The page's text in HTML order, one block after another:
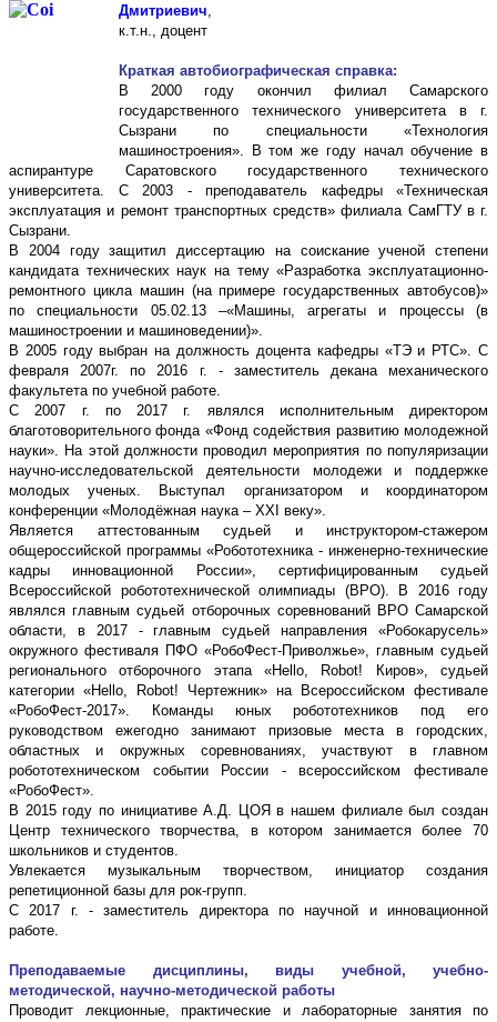
Дмитриевич,
к.т.н., доцент
Краткая автобиографическая справка:
В 2000 году окончил филиал Самарского
государственного технического университета в г.
Сызрани по специальности «Технология
машиностроения». В том же году начал обучение в
аспирантуре Саратовского государственного технического
университета. С 2003 - преподаватель кафедры «Техническая
эксплуатация и ремонт транспортных средств» филиала СамГТУ в г.
Сызрани.
В 2004 году защитил диссертацию на соискание ученой степени
кандидата технических наук на тему «Разработка эксплуатационно-
ремонтного цикла машин (на примере государственных автобусов)»
по специальности 05.02.13 –«Машины, агрегаты и процессы (в
машиностроении и машиноведении)».
В 2005 году выбран на должность доцента кафедры «ТЭ и РТС». С
февраля 2007г. по 2016 г. - заместитель декана механического
факультета по учебной работе.
С 2007 г. по 2017 г. являлся исполнительным директором
благотоворительного фонда «Фонд содействия развитию молодежной
науки». На этой должности проводил мероприятия по популяризации
научно-исследовательской деятельности молодежи и поддержке
молодых ученых. Выступал организатором и координатором
конференции «Молодёжная наука – XXI веку».
Является аттестованным судьей и инструктором-стажером
общероссийской программы «Робототехника - инженерно-технические
кадры инновационной России», сертифицированным судьей
Всероссийской робототехнической олимпиады (ВРО). В 2016 году
являлся главным судьей отборочных соревнований ВРО Самарской
области, в 2017 - главным судьей направления «Робокарусель»
окружного фестиваля ПФО «РобоФест-Приволжье», главным судьей
регионального отборочного этапа «Hello, Robot! Киров», судьей
категории «Hello, Robot! Чертежник» на Всероссийском фестивале
«РобоФест-2017». Команды юных робототехников под его
руководством ежегодно занимают призовые места в городских,
областных и окружных соревнованиях, участвуют в главном
робототехническом событии России - всероссийском фестивале
«РобоФест».
В 2015 году по инициативе А.Д. ЦОЯ в нашем филиале был создан
Центр технического творчества, в котором занимается более 70
школьников и студентов.
Увлекается музыкальным творчеством, инициатор создания
репетиционной базы для рок-групп.
С 2017 г. - заместитель директора по научной и инновационной
работе.
Преподаваемые дисциплины, виды учебной, учебно-
методической, научно-методической работы
Проводит лекционные, практические и лабораторные занятия по